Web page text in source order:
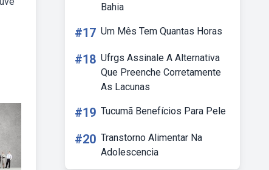
Bahia
#17 Um Mês Tem Quantas Horas
#18 Ufrgs Assinale A Alternativa
Que Preenche Corretamente
As Lacunas
#19 Tucumã Benefícios Para Pele
#20 Transtorno Alimentar Na
Adolescencia